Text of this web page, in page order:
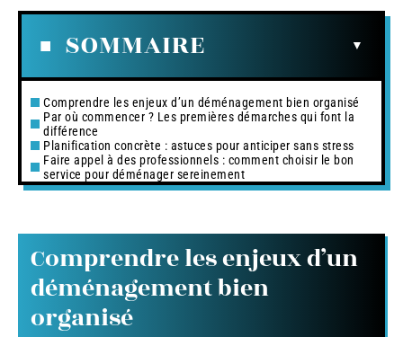
SOMMAIRE
Comprendre les enjeux d’un déménagement bien organisé
Par où commencer ? Les premières démarches qui font la
différence
Planification concrète : astuces pour anticiper sans stress
Faire appel à des professionnels : comment choisir le bon
service pour déménager sereinement
Comprendre les enjeux d’un
déménagement bien
organisé